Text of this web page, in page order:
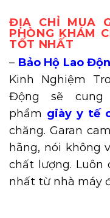
ĐỊA CHỈ MUA
PHÒNG KHÁM
TỐT NHẤT
– Bảo Hộ Lao
Kinh Nghiệm
Động sẽ
phẩm giày y tế
chăng. Garan
hãng, nói không
chất lượng. Luôn
nhất từ nhà máy